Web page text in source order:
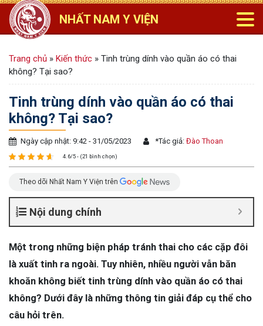
NHẤT NAM Y VIỆN
Trang chủ » Kiến thức » Tinh trùng dính vào quần áo có thai
không? Tại sao?
Tinh trùng dính vào quần áo có thai
không? Tại sao?
Ngày cập nhật: 9:42 - 31/05/2023 *Tác giả: Đào Thoan
4.6/5 - (21 bình chọn)
Theo dõi Nhất Nam Y Viện trên
Nội dung chính
Một trong những biện pháp tránh thai cho các cặp đôi
là xuất tinh ra ngoài. Tuy nhiên, nhiều người vẫn băn
khoăn không biết tinh trùng dính vào quần áo có thai
không? Dưới đây là những thông tin giải đáp cụ thể cho
câu hỏi trên.